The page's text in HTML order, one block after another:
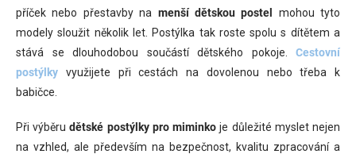
příček nebo přestavby na menší dětskou postel mohou tyto
modely sloužit několik let. Postýlka tak roste spolu s dítětem a
stává se dlouhodobou součástí dětského pokoje. Cestovní
postýlky využijete při cestách na dovolenou nebo třeba k
babičce.
Při výběrudětské postýlky pro miminko je důležité myslet nejen
na vzhled, ale především na bezpečnost, kvalitu zpracování a